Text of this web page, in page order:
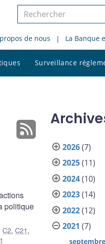
Rechercher
le
site
de nous La Banque
Surveillance
politique
C2,C21 ,
2026(7)
2025(11)
2024(10)
2023(14)
2022(12)
2021 (7)
septembre